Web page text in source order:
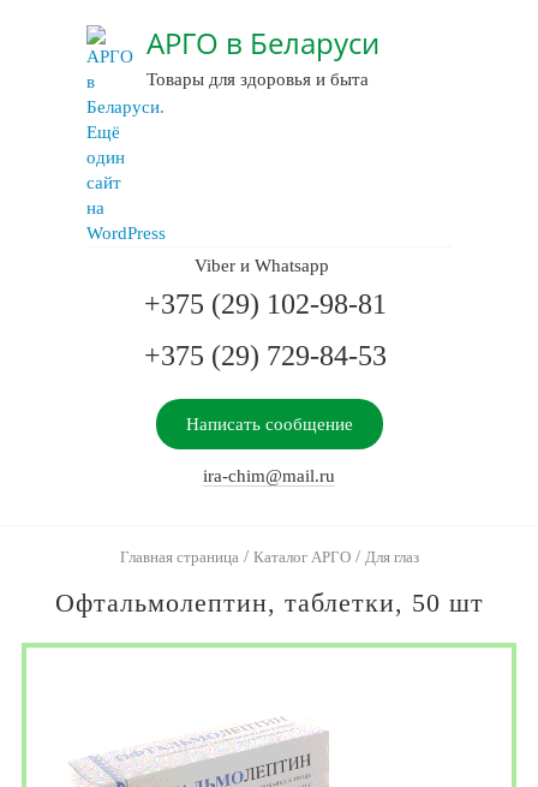
АРГО в Беларуси
Товары для здоровья и быта
Viber и Whatsapp
+375 (29) 102-98-81
+375 (29) 729-84-53
Написать сообщение
ira-chim@mail.ru
Главная страница / Каталог АРГО/ Для глаз
Офтальмолептин, таблетки, 50 шт